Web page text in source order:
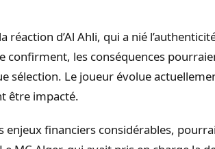
réaction d’Al Ahli, qui a nié
confirment, les conséquences
sélection. Le joueur évolue
être impacté.
enjeux financiers considérables,